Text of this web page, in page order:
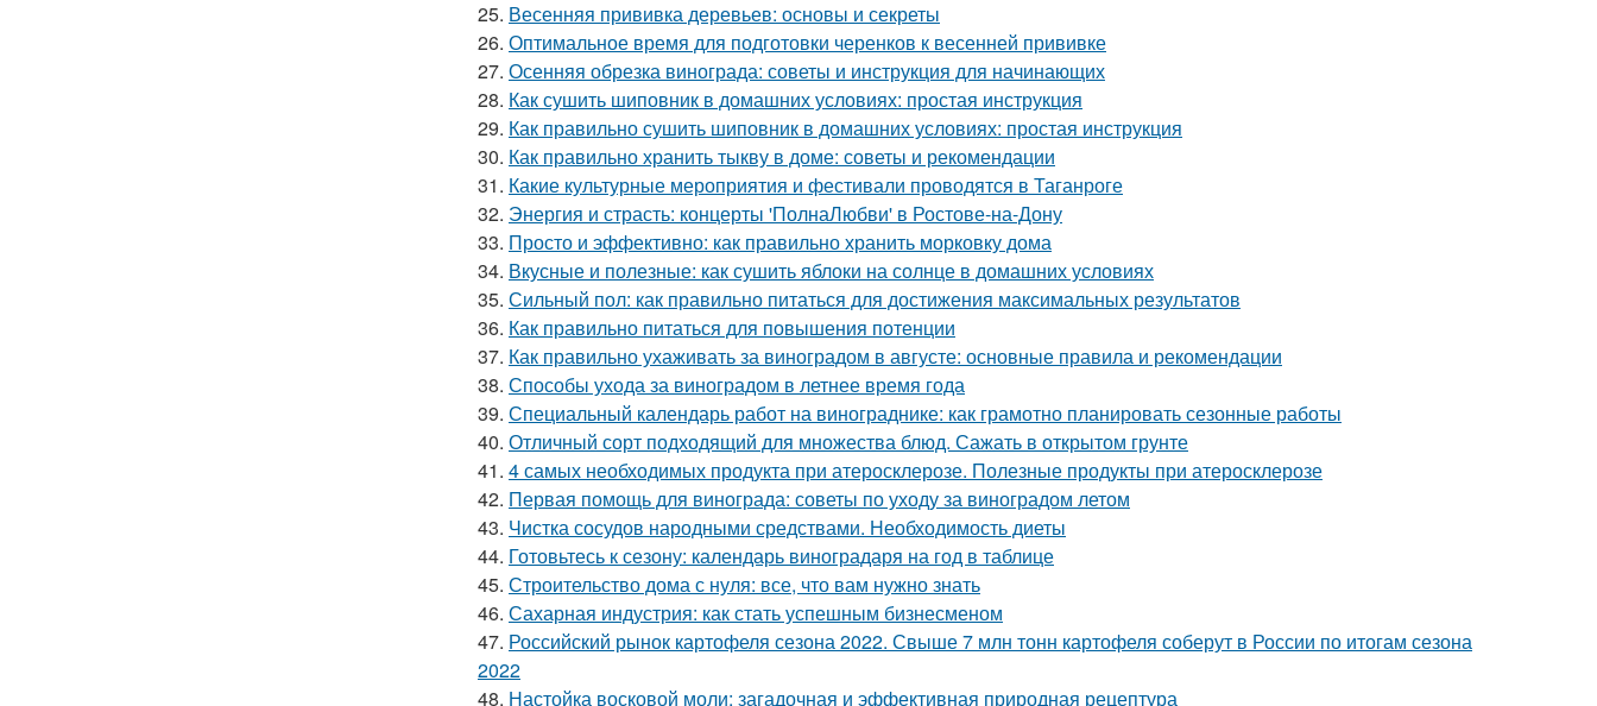
25. Весенняя прививка деревьев: основы и секреты
26. Оптимальное время для подготовки черенков к весенней прививке
27. Осенняя обрезка винограда: советы и инструкция для начинающих
28. Как сушить шиповник в домашних условиях: простая инструкция
29. Как правильно сушить шиповник в домашних условиях: простая инструкция
30. Как правильно хранить тыкву в доме: советы и рекомендации
31. Какие культурные мероприятия и фестивали проводятся в Таганроге
32. Энергия и страсть: концерты 'ПолнаЛюбви' в Ростове-на-Дону
33. Просто и эффективно: как правильно хранить морковку дома
34. Вкусные и полезные: как сушить яблоки на солнце в домашних условиях
35. Сильный пол: как правильно питаться для достижения максимальных результатов
36. Как правильно питаться для повышения потенции
37. Как правильно ухаживать за виноградом в августе: основные правила и рекомендации
38. Способы ухода за виноградом в летнее время года
39. Специальный календарь работ на винограднике: как грамотно планировать сезонные работы
40. Отличный сорт подходящий для множества блюд. Сажать в открытом грунте
41. 4 самых необходимых продукта при атеросклерозе. Полезные продукты при атеросклерозе
42. Первая помощь для винограда: советы по уходу за виноградом летом
43. Чистка сосудов народными средствами. Необходимость диеты
44. Готовьтесь к сезону: календарь виноградаря на год в таблице
45. Строительство дома с нуля: все, что вам нужно знать
46. Сахарная индустрия: как стать успешным бизнесменом
47. Российский рынок картофеля сезона 2022. Свыше 7 млн тонн картофеля соберут в России по итогам сезона
2022
48. Настойка восковой моли: загадочная и эффективная природная рецептура